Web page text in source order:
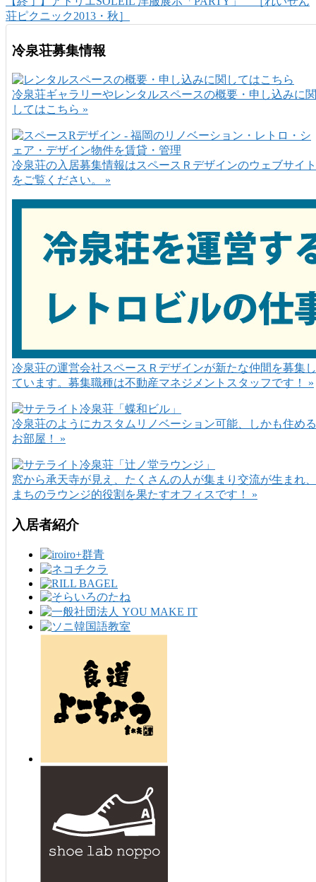
荘ピクニック2013・秋］
冷泉荘募集情報
冷泉荘ギャラリーやレンタルスペースの概要・申し込みに関
してはこちら »
冷泉荘の入居募集情報はスペースＲデザインのウェブサイト
をご覧ください。 »
冷泉荘の運営会社スペースＲデザインが新たな仲間を募集し
ています。募集職種は不動産マネジメントスタッフです！ »
冷泉荘のようにカスタムリノベーション可能、しかも住める
お部屋！ »
窓から承天寺が見え、たくさんの人が集まり交流が生まれ、
まちのラウンジ的役割を果たすオフィスです！ »
入居者紹介